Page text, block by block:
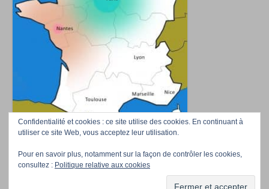
Accueil Téléchargez nos photos Professionnels/Event managers Contact
Confidentialité et cookies : ce site utilise des cookies. En continuant à
utiliser ce site Web, vous acceptez leur utilisation.
Pour en savoir plus, notamment sur la façon de contrôler les cookies,
consultez : Politique relative aux cookies